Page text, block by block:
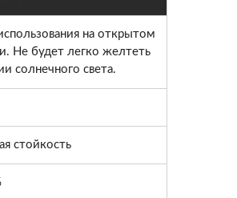
на открытом
Не будет легко желтеть
солнечного света.
стойкость